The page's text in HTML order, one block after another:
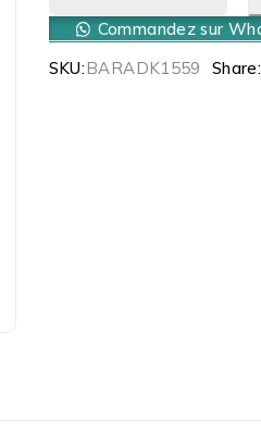
Commandez sur
SKU:BARADK1559 Share: